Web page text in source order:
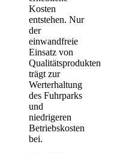
Kosten
entstehen. Nur
der
einwandfreie
Einsatz von
Qualitätsprodukten
trägt zur
Werterhaltung
des Fuhrparks
und
niedrigeren
Betriebskosten
bei.